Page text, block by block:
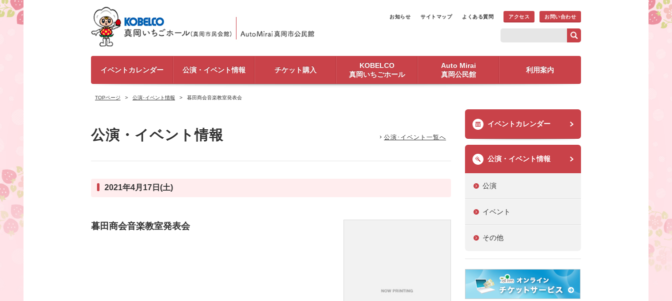
お知らせ サイトマップ よくある質問 アクセス お問い合わせ
イベントカレンダー 公演・イベント情報 チケット購入
KOBELCO
真岡いちごホール
Auto Mirai
真岡公民館
利用案内
TOPページ 公演･イベント情報 暮田商会音楽教室発表会
公演・イベント情報 公演･イベント一覧へ
2021年4月17日(土)
暮田商会音楽教室発表会
イベントカレンダー
公演・イベント情報
公演
イベント
その他